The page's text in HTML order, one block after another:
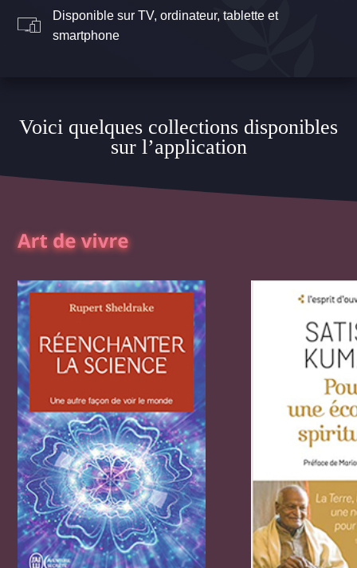
Disponible sur TV, ordinateur, tablette et
smartphone
Voici quelques collections disponibles
sur l’application